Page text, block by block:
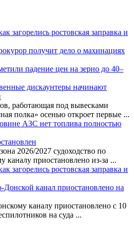
загорелись ростовская заправка и
получит дело о махинациях
падение цен на зерно до 40–
дискаунтеры начинают
работающая под вывесками
полка» осенью откроет первые ...
АЗС нет топлива полностью
2026/2027 судоходство по
каналу приостановлено из-за ...
загорелись ростовская заправка и
Донской канал приостановлено на
каналу приостановлено с 10
на суда ...